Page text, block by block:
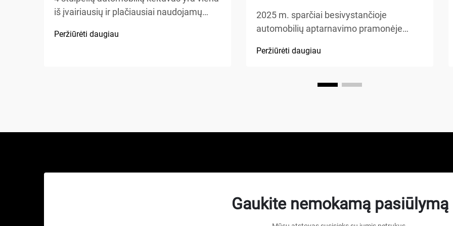
iš įvairiausių ir plačiausiai naudojamų
įrengimuose, namų garažuose bei
Peržiūrėti daugiau
2025 m. sparčiai besivystančioje
automobilių aptarnavimo pramonėje
įrangą, kuri padidina efektyvumą ir
automobilių keltuvas tapo pageidaujamu
Peržiūrėti daugiau
Gaukite nemokamą pasiūlymą